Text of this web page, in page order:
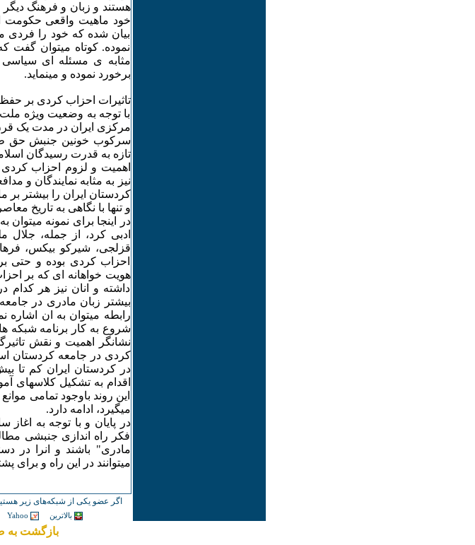
هستند و زبان و فرهنگ دیگر
خود ماهیت واقعی حکومت
بیان شده که خود را فردی
نموده. کوتاه میتوان گفت
مثابه ی مسئله ای سیاسی
برخورد نموده و مینماید.
تاثیرات احزاب کردی بر
با توجه به وضعیت ویژه
مرکزی ایران در مدت یک
سرکوب خونین جنبش حق
تازه به قدرت رسیدگان
اهمیت و لزوم احزاب
نیز به مثابه نمایندگان و
کردستان ایران را بیشتر بر
و تنها با نگاهی به تاریخ
در اینجا برای نمونه
ادبی کرد، از جمله،
قزلجی، شیرکو بیکس،
احزاب کردی بوده و حتی
هویت خواهانه ای که بر
داشته و انان نیز هر
بیشتر زبان مادری در
رابطه میتوان به ان
شروع به کار برنامه
نشانگر اهمیت و نقش
کردی در جامعه کردستان
در کردستان ایران کم تا
اقدام به تشکیل کلاسهای
این روند باوجود تمامی
میگیرد، ادامه دارد.
در پایان و با توجه به اغاز
فکر راه اندازی جنبشی
مادری" باشند و انرا در
میتوانند در این راه و برای
اگر عضو یکی از شبکه‌های زیر
Yahoo
بازگشت